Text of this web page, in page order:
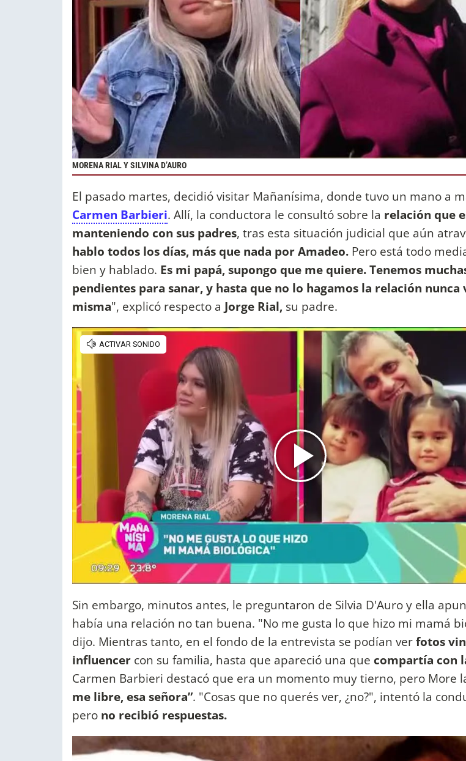
MORENA RIAL Y SILVINA D’AURO
El pasado martes, decidió visitar Mañanísima, donde tuvo un mano a
Carmen Barbieri. Allí, la conductora le consultó sobre la relación que
manteniendo con sus padres, tras esta situación judicial que aún
hablo todos los días, más que nada por Amadeo. Pero está todo
bien y hablado. Es mi papá, supongo que me quiere. Tenemos
pendientes para sanar, y hasta que no lo hagamos la relación nunca
misma", explicó respecto a Jorge Rial, su padre.
Sin embargo, minutos antes, le preguntaron de Silvia D'Auro y ella
había una relación no tan buena. "No me gusta lo que hizo mi mamá
dijo. Mientras tanto, en el fondo de la entrevista se podían verfotos
influencer con su familia, hasta que apareció una que compartía con
Carmen Barbieri destacó que era un momento muy tierno, pero More
me libre, esa señora”. "Cosas que no querés ver, ¿no?", intentó la
pero no recibió respuestas.